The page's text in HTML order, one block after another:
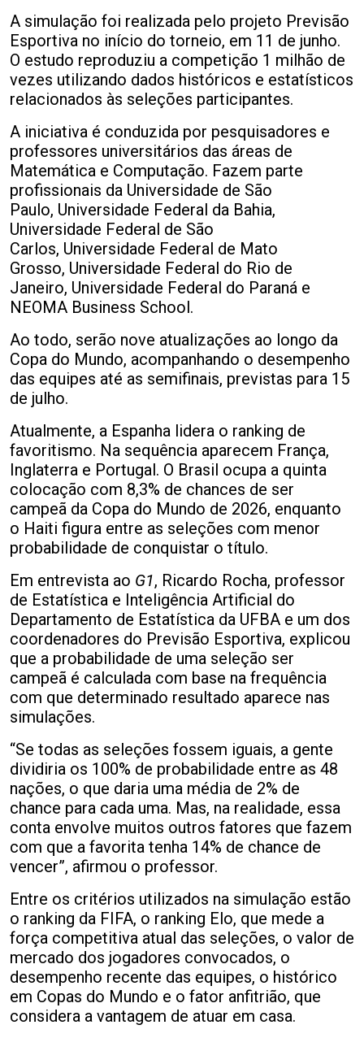
A simulação foi realizada pelo projeto Previsão
Esportiva no início do torneio, em 11 de junho.
O estudo reproduziu a competição 1 milhão de
vezes utilizando dados históricos e estatísticos
relacionados às seleções participantes.
A iniciativa é conduzida por pesquisadores e
professores universitários das áreas de
Matemática e Computação. Fazem parte
profissionais da Universidade de São
Paulo, Universidade Federal da Bahia,
Universidade Federal de São
Carlos, Universidade Federal de Mato
Grosso, Universidade Federal do Rio de
Janeiro, Universidade Federal do Paraná e
NEOMA Business School.
Ao todo, serão nove atualizações ao longo da
Copa do Mundo, acompanhando o desempenho
das equipes até as semifinais, previstas para 15
de julho.
Atualmente, a Espanha lidera o ranking de
favoritismo. Na sequência aparecem França,
Inglaterra e Portugal. O Brasil ocupa a quinta
colocação com 8,3% de chances de ser
campeã da Copa do Mundo de 2026, enquanto
o Haiti figura entre as seleções com menor
probabilidade de conquistar o título.
Em entrevista ao G1, Ricardo Rocha, professor
de Estatística e Inteligência Artificial do
Departamento de Estatística da UFBA e um dos
coordenadores do Previsão Esportiva, explicou
que a probabilidade de uma seleção ser
campeã é calculada com base na frequência
com que determinado resultado aparece nas
simulações.
“Se todas as seleções fossem iguais, a gente
dividiria os 100% de probabilidade entre as 48
nações, o que daria uma média de 2% de
chance para cada uma. Mas, na realidade, essa
conta envolve muitos outros fatores que fazem
com que a favorita tenha 14% de chance de
vencer”, afirmou o professor.
Entre os critérios utilizados na simulação estão
o ranking da FIFA, o ranking Elo, que mede a
força competitiva atual das seleções, o valor de
mercado dos jogadores convocados, o
desempenho recente das equipes, o histórico
em Copas do Mundo e o fator anfitrião, que
considera a vantagem de atuar em casa.